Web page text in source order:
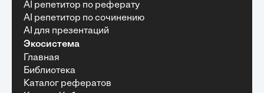
Рекомендую Кампус АИ всем, кто хочет
учиться эффективно и с комфортом
Марина Щербакова
Пользуюсь сайтом Кампус АИ уже несколько
месяцев и хочу отметить высокий уровень
удобства и информативности. Платформа
отлично подходит как для самостоятельного
AI репетитор по реферату
AI репетитор по сочинению
AI для презентаций
Экосистема
Главная
Библиотека
Каталог рефератов